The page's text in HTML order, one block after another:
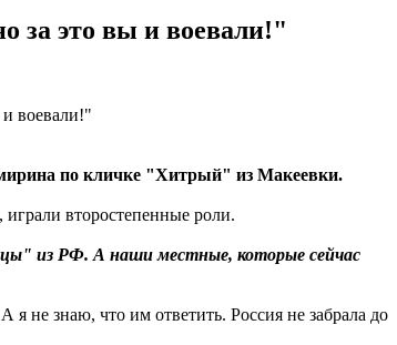
за это вы и воевали!"
по кличке "Хитрый" из Макеевки.
играли второстепенные роли.
из РФ. А наши местные, которые сейчас
не знаю, что им ответить. Россия не забрала до